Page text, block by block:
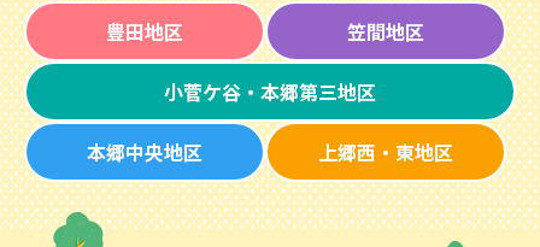
豊田地区 笠間地区
小菅ケ谷・本郷第三地区
本郷中央地区 上郷西・東地区